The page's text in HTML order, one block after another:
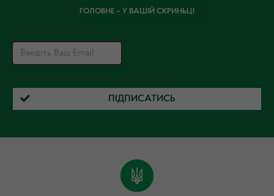
ГОЛОВНЕ – У ВАШІЙ СКРИНЬЦІ
ПІДПИСАТИСЬ